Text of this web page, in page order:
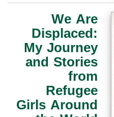
We Are
Displaced:
My Journey
and Stories
from
Refugee
Girls Around